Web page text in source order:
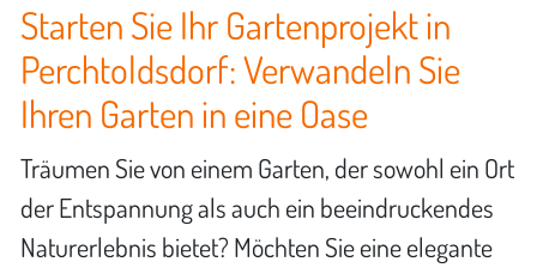
Starten Sie Ihr Gartenprojekt in
Perchtoldsdorf: Verwandeln Sie
Ihren Garten in eine Oase
Träumen Sie von einem Garten, der sowohl ein Ort
der Entspannung als auch ein beeindruckendes
Naturerlebnis bietet? Möchten Sie eine elegante